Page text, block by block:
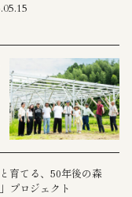
育てる、50年後の森
プロジェクト